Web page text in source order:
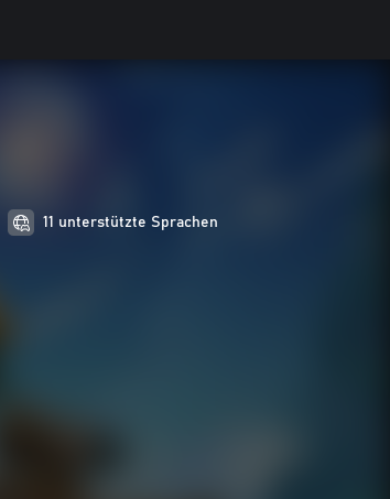
11 unterstützte Sprachen